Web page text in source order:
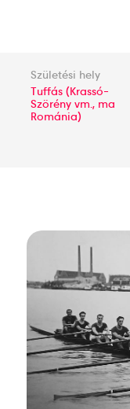
Születési hely
Tuffás (Krassó-
Szörény vm., ma
Románia)